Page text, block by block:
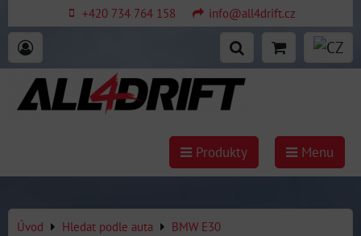
+420 734 764 158 info@all4drift.cz
Produkty Menu
Úvod Hledat podle auta
BMW E30